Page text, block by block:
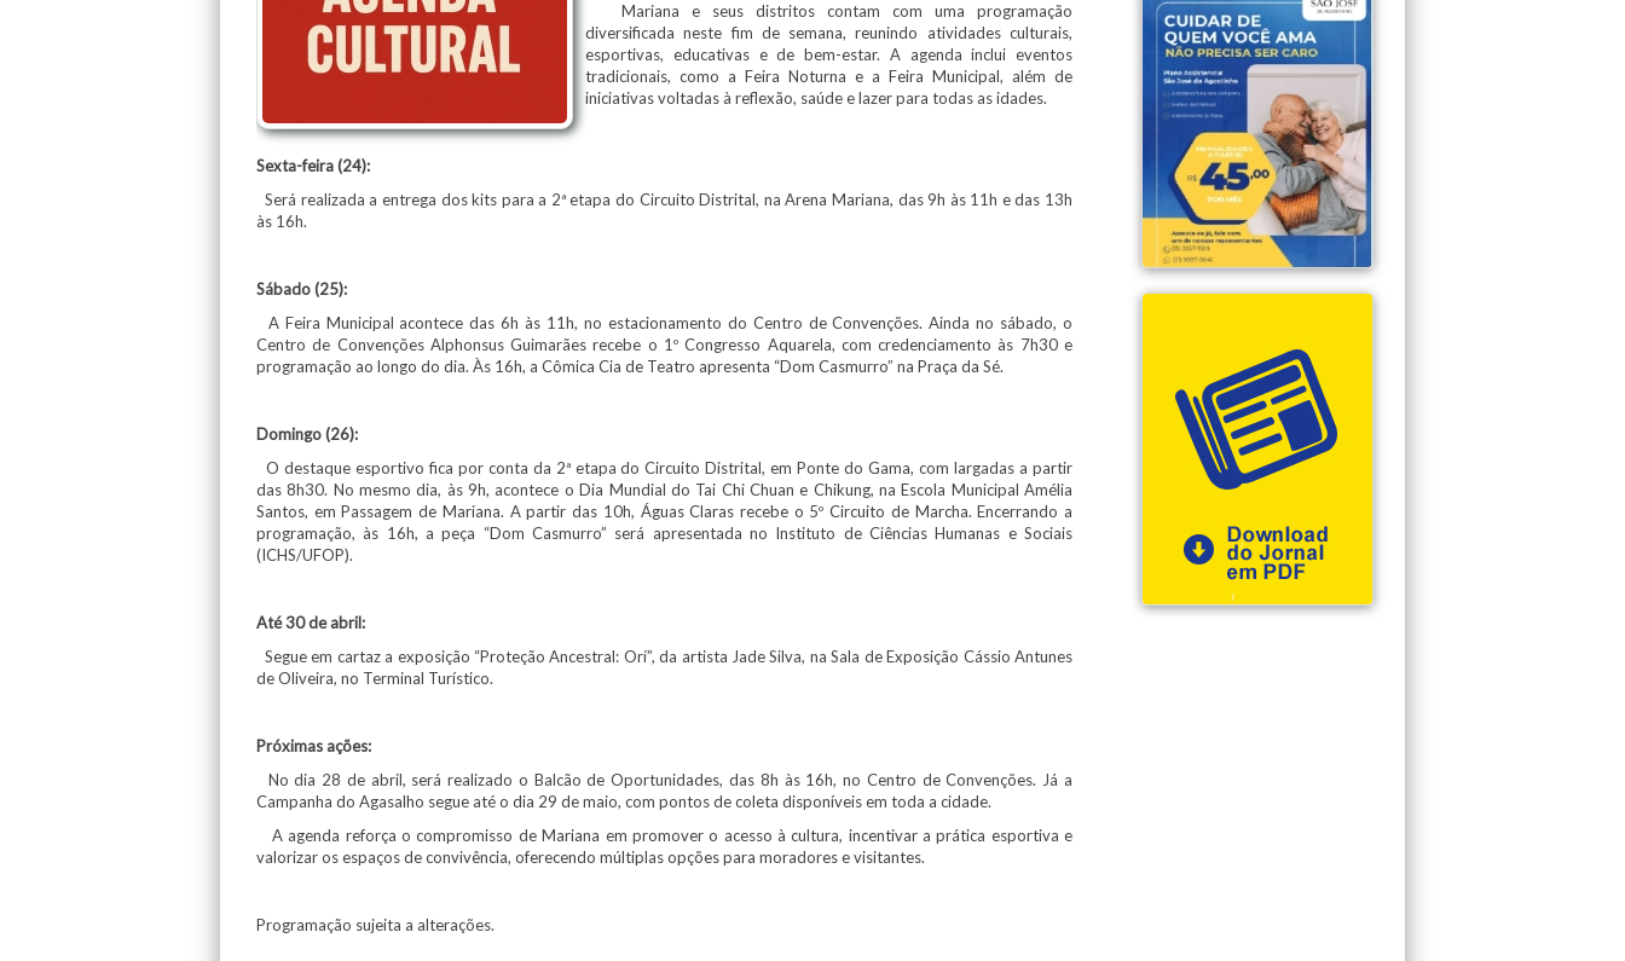
Mariana e seus distritos contam com uma programação
diversificada neste fim de semana, reunindo atividades culturais,
esportivas, educativas e de bem-estar. A agenda inclui eventos
tradicionais, como a Feira Noturna e a Feira Municipal, além de
iniciativas voltadas à reflexão, saúde e lazer para todas as idades.
Sexta-feira (24):
Será realizada a entrega dos kits para a 2ª etapa do Circuito Distrital, na Arena Mariana, das 9h às 11h e das 13h
às 16h.
Sábado (25):
A Feira Municipal acontece das 6h às 11h, no estacionamento do Centro de Convenções. Ainda no sábado, o
Centro de Convenções Alphonsus Guimarães recebe o 1º Congresso Aquarela, com credenciamento às 7h30 e
programação ao longo do dia. Às 16h, a Cômica Cia de Teatro apresenta “Dom Casmurro” na Praça da Sé.
Domingo (26):
O destaque esportivo fica por conta da 2ª etapa do Circuito Distrital, em Ponte do Gama, com largadas a partir
das 8h30. No mesmo dia, às 9h, acontece o Dia Mundial do Tai Chi Chuan e Chikung, na Escola Municipal Amélia
Santos, em Passagem de Mariana. A partir das 10h, Águas Claras recebe o 5º Circuito de Marcha. Encerrando a
programação, às 16h, a peça “Dom Casmurro” será apresentada no Instituto de Ciências Humanas e Sociais
(ICHS/UFOP).
Até 30 de abril:
Segue em cartaz a exposição “Proteção Ancestral: Orí”, da artista Jade Silva, na Sala de Exposição Cássio Antunes
de Oliveira, no Terminal Turístico.
Próximas ações:
No dia 28 de abril, será realizado o Balcão de Oportunidades, das 8h às 16h, no Centro de Convenções. Já a
Campanha do Agasalho segue até o dia 29 de maio, com pontos de coleta disponíveis em toda a cidade.
A agenda reforça o compromisso de Mariana em promover o acesso à cultura, incentivar a prática esportiva e
valorizar os espaços de convivência, oferecendo múltiplas opções para moradores e visitantes.
Programação sujeita a alterações.